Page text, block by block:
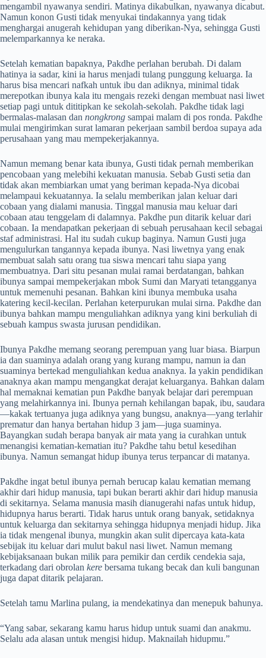
mengambil nyawanya sendiri. Matinya dikabulkan, nyawanya dicabut.
Namun konon Gusti tidak menyukai tindakannya yang tidak
menghargai anugerah kehidupan yang diberikan-Nya, sehingga Gusti
melemparkannya ke neraka.
Setelah kematian bapaknya, Pakdhe perlahan berubah. Di dalam
hatinya ia sadar, kini ia harus menjadi tulang punggung keluarga. Ia
harus bisa mencari nafkah untuk ibu dan adiknya, minimal tidak
merepotkan ibunya kala itu mengais rezeki dengan membuat nasi liwet
setiap pagi untuk dititipkan ke sekolah-sekolah. Pakdhe tidak lagi
bermalas-malasan dan nongkrong sampai malam di pos ronda. Pakdhe
mulai mengirimkan surat lamaran pekerjaan sambil berdoa supaya ada
perusahaan yang mau mempekerjakannya.
Namun memang benar kata ibunya, Gusti tidak pernah memberikan
pencobaan yang melebihi kekuatan manusia. Sebab Gusti setia dan
tidak akan membiarkan umat yang beriman kepada-Nya dicobai
melampaui kekuatannya. Ia selalu memberikan jalan keluar dari
cobaan yang dialami manusia. Tinggal manusia mau keluar dari
cobaan atau tenggelam di dalamnya. Pakdhe pun ditarik keluar dari
cobaan. Ia mendapatkan pekerjaan di sebuah perusahaan kecil sebagai
staf administrasi. Hal itu sudah cukup baginya. Namun Gusti juga
mengulurkan tangannya kepada ibunya. Nasi liwetnya yang enak
membuat salah satu orang tua siswa mencari tahu siapa yang
membuatnya. Dari situ pesanan mulai ramai berdatangan, bahkan
ibunya sampai mempekerjakan mbok Sumi dan Maryati tetangganya
untuk memenuhi pesanan. Bahkan kini ibunya membuka usaha
katering kecil-kecilan. Perlahan keterpurukan mulai sirna. Pakdhe dan
ibunya bahkan mampu menguliahkan adiknya yang kini berkuliah di
sebuah kampus swasta jurusan pendidikan.
Ibunya Pakdhe memang seorang perempuan yang luar biasa. Biarpun
ia dan suaminya adalah orang yang kurang mampu, namun ia dan
suaminya bertekad menguliahkan kedua anaknya. Ia yakin pendidikan
anaknya akan mampu mengangkat derajat keluarganya. Bahkan dalam
hal memaknai kematian pun Pakdhe banyak belajar dari perempuan
yang melahirkannya ini. Ibunya pernah kehilangan bapak, ibu, saudara
—kakak tertuanya juga adiknya yang bungsu, anaknya—yang terlahir
prematur dan hanya bertahan hidup 3 jam—juga suaminya.
Bayangkan sudah berapa banyak air mata yang ia curahkan untuk
menangisi kematian-kematian itu? Pakdhe tahu betul kesedihan
ibunya. Namun semangat hidup ibunya terus terpancar di matanya.
Pakdhe ingat betul ibunya pernah berucap kalau kematian memang
akhir dari hidup manusia, tapi bukan berarti akhir dari hidup manusia
di sekitarnya. Selama manusia masih dianugerahi nafas untuk hidup,
hidupnya harus berarti. Tidak harus untuk orang banyak, setidaknya
untuk keluarga dan sekitarnya sehingga hidupnya menjadi hidup. Jika
ia tidak mengenal ibunya, mungkin akan sulit dipercaya kata-kata
sebijak itu keluar dari mulut bakul nasi liwet. Namun memang
kebijaksanaan bukan milik para pemikir dan cerdik cendekia saja,
terkadang dari obrolan kere bersama tukang becak dan kuli bangunan
juga dapat ditarik pelajaran.
Setelah tamu Marlina pulang, ia mendekatinya dan menepuk bahunya.
“Yang sabar, sekarang kamu harus hidup untuk suami dan anakmu.
Selalu ada alasan untuk mengisi hidup. Maknailah hidupmu.”